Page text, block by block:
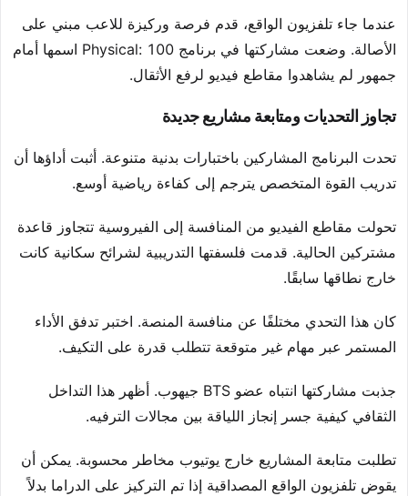
عندما جاء تلفزيون الواقع، قدم فرصة وركيزة للاعب مبني على
الأصالة. وضعت مشاركتها في برنامج Physical: 100 اسمها أمام
جمهور لم يشاهدوا مقاطع فيديو لرفع الأثقال.
تجاوز التحديات ومتابعة مشاريع جديدة
تحدت البرنامج المشاركين باختبارات بدنية متنوعة. أثبت أداؤها أن
تدريب القوة المتخصص يترجم إلى كفاءة رياضية أوسع.
تحولت مقاطع الفيديو من المنافسة إلى الفيروسية تتجاوز قاعدة
مشتركين الحالية. قدمت فلسفتها التدريبية لشرائح سكانية كانت
خارج نطاقها سابقًا.
كان هذا التحدي مختلفًا عن منافسة المنصة. اختبر تدفق الأداء
المستمر عبر مهام غير متوقعة تتطلب قدرة على التكيف.
جذبت مشاركتها انتباه عضو BTS جيهوب. أظهر هذا التداخل
الثقافي كيفية جسر إنجاز اللياقة بين مجالات الترفيه.
تطلبت متابعة المشاريع خارج يوتيوب مخاطر محسوبة. يمكن أن
يقوض تلفزيون الواقع المصداقية إذا تم التركيز على الدراما بدلاً